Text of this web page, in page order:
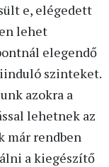
e, elégedett
lehet
elegendő
szinteket.
azokra a
lehetnek az
már rendben
a kiegészítő